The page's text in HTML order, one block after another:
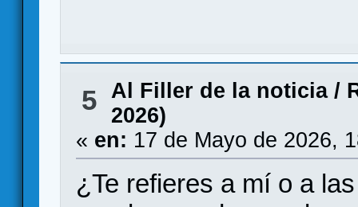
5 Al Filler de la noticia/
2026)
« en: 17 de Mayo de 2026,
¿Te refieres a mí o a